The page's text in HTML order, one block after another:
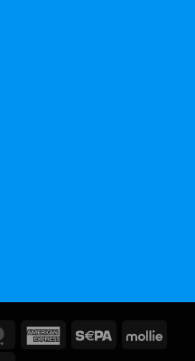
MasterCardAmerican Sepa Mollie